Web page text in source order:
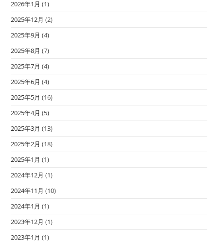
2026年1月 (1)
2025年12月 (2)
2025年9月 (4)
2025年8月 (7)
2025年7月 (4)
2025年6月 (4)
2025年5月 (16)
2025年4月 (5)
2025年3月 (13)
2025年2月 (18)
2025年1月 (1)
2024年12月 (1)
2024年11月 (10)
2024年1月 (1)
2023年12月 (1)
2023年1月 (1)